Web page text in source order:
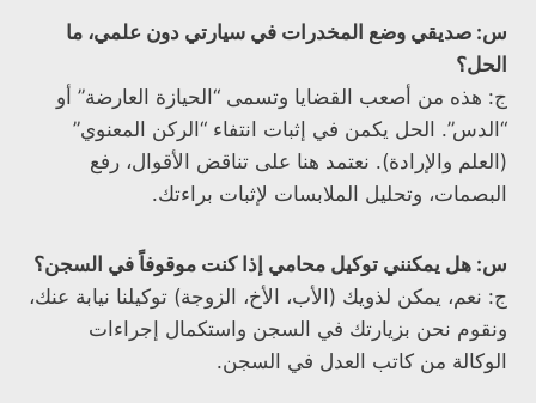
س: صديقي وضع المخدرات في سيارتي دون علمي، ما
الحل؟
ج: هذه من أصعب القضايا وتسمى “الحيازة العارضة” أو
“الدس”. الحل يكمن في إثبات انتفاء “الركن المعنوي”
(العلم والإرادة). نعتمد هنا على تناقض الأقوال، رفع
البصمات، وتحليل الملابسات لإثبات براءتك.
س: هل يمكنني توكيل محامي إذا كنت موقوفاً في السجن؟
ج: نعم، يمكن لذويك (الأب، الأخ، الزوجة) توكيلنا نيابة عنك،
ونقوم نحن بزيارتك في السجن واستكمال إجراءات
الوكالة من كاتب العدل في السجن.